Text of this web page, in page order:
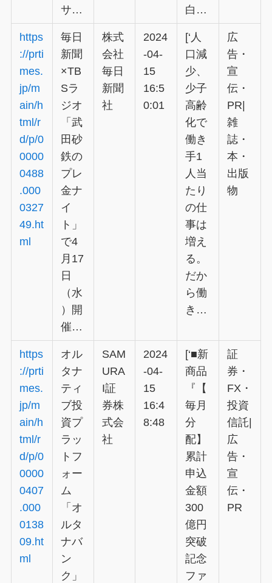
サ…
白…
https
://prti
mes.
jp/m
ain/h
tml/r
d/p/0
0000
0488
.000
0327
49.ht
ml
毎日
新聞
×TB
Sラ
ジオ
「武
田砂
鉄の
プレ
金ナ
イ
ト」
で4
月17
日
（水
）開
催…
株式
会社
毎日
新聞
社
2024
-04-
15
16:5
0:01
[‘人
口減
少、
少子
高齢
化で
働き
手1
人当
たり
の仕
事は
増え
る。
だか
ら働
き…
広
告・
宣
伝・
PR|
雑
誌・
本・
出版
物
https
://prti
mes.
jp/m
ain/h
tml/r
d/p/0
0000
0407
.000
0138
09.ht
ml
オル
タナ
ティ
ブ投
資プ
ラッ
トフ
ォー
ム
「オ
ルタ
ナバ
ン
ク」
SAM
URA
I証
券株
式会
社
2024
-04-
15
16:4
8:48
[‘■新
商品
『【
毎月
分
配】
累計
申込
金額
300
億円
突破
記念
ファ
証
券・
FX・
投資
信託|
広
告・
宣
伝・
PR